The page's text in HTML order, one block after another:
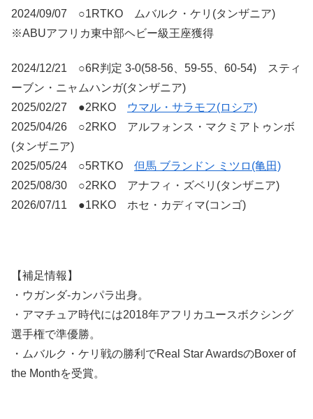
2024/09/07 ○1RTKO ムバルク・ケリ(タンザニア)
※ABUアフリカ東中部ヘビー級王座獲得
2024/12/21 ○6R判定 3-0(58-56、59-55、60-54) スティ
ーブン・ニャムハンガ(タンザニア)
2025/02/27 ●2RKO
ウマル・サラモフ(ロシア)
2025/04/26 ○2RKO アルフォンス・マクミアトゥンボ
(タンザニア)
2025/05/24 ○5RTKO 但馬 ブランドン ミツロ(亀田)
2025/08/30 ○2RKO アナフィ・ズベリ(タンザニア)
2026/07/11 ●1RKO ホセ・カディマ(コンゴ)
【補足情報】
・ウガンダ-カンパラ出身。
・アマチュア時代には2018年アフリカユースボクシング
選手権で準優勝。
・ムバルク・ケリ戦の勝利でReal Star AwardsのBoxer of
the Monthを受賞。